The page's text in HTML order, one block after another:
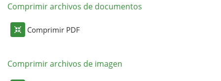
Comprimir archivos de documentos
Comprimir PDF
Comprimir archivos de imagen